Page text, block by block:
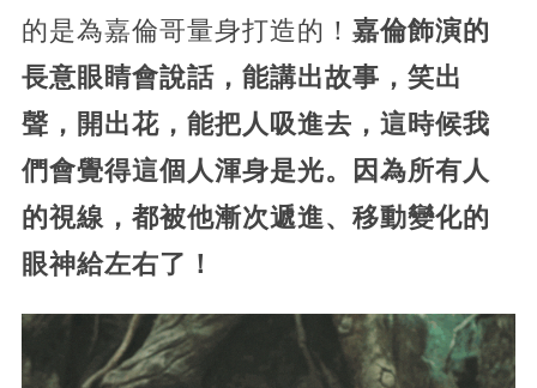
的是為嘉倫哥量身打造的！ 嘉倫飾演的
長意眼睛會說話，能講出故事，笑出
聲，開出花，能把人吸進去，這時候我
們會覺得這個人渾身是光。因為所有人
的視線，都被他漸次遞進、移動變化的
眼神給左右了！